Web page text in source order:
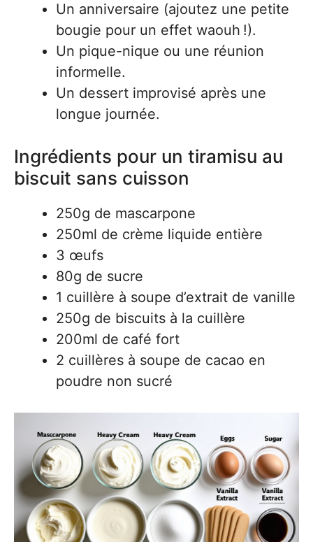
Un anniversaire (ajoutez une petite
bougie pour un effet waouh !).
Un pique-nique ou une réunion
informelle.
Un dessert improvisé après une
longue journée.
Ingrédients pour un tiramisu au
biscuit sans cuisson
250g de mascarpone
250ml de crème liquide entière
3 œufs
80g de sucre
1 cuillère à soupe d’extrait de vanille
250g de biscuits à la cuillère
200ml de café fort
2 cuillères à soupe de cacao en
poudre non sucré